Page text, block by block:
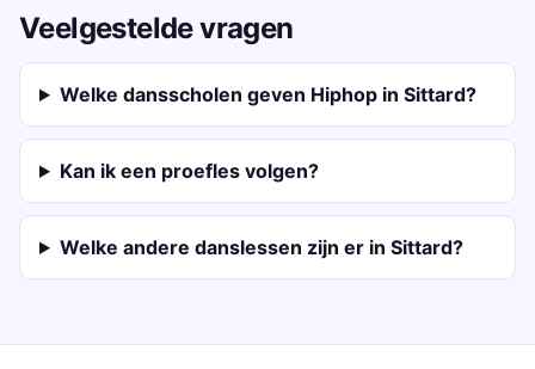
Veelgestelde vragen
Welke dansscholen geven Hiphop in Sittard?
Kan ik een proefles volgen?
Welke andere danslessen zijn er in Sittard?